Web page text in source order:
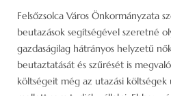
Felsőzsolca Város Önkormányzata
beutazások segítségével szeretné
gazdaságilag hátrányos helyzetű
beutaztatását és szűrését is
költségeit még az utazási